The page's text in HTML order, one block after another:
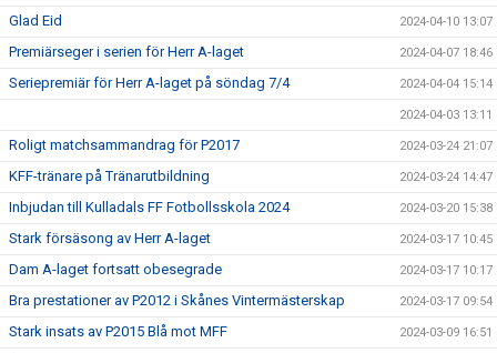
Glad Eid 2024-04-10 13:07
Premiärseger i serien för Herr A-laget 2024-04-07 18:46
Seriepremiär för Herr A-laget på söndag 7/4 2024-04-04 15:14
2024-04-03 13:11
Roligt matchsammandrag för P2017 2024-03-24 21:07
KFF-tränare på Tränarutbildning 2024-03-24 14:47
Inbjudan till Kulladals FF Fotbollsskola 2024 2024-03-20 15:38
Stark försäsong av Herr A-laget 2024-03-17 10:45
Dam A-laget fortsatt obesegrade 2024-03-17 10:17
Bra prestationer av P2012 i Skånes Vintermästerskap 2024-03-17 09:54
Stark insats av P2015 Blå mot MFF 2024-03-09 16:51